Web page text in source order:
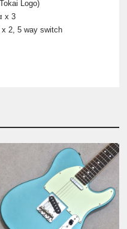
Logo)
x 3
x 2, 5 way switch